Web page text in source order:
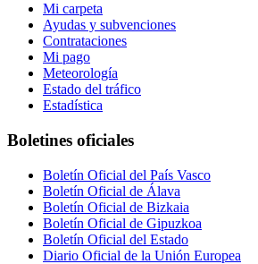
Mi carpeta
Ayudas y subvenciones
Contrataciones
Mi pago
Meteorología
Estado del tráfico
Estadística
Boletines oficiales
Boletín Oficial del País Vasco
Boletín Oficial de Álava
Boletín Oficial de Bizkaia
Boletín Oficial de Gipuzkoa
Boletín Oficial del Estado
Diario Oficial de la Unión Europea